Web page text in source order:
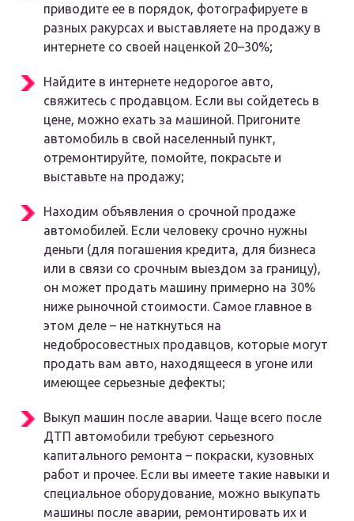
приводите ее в порядок, фотографируете в
разных ракурсах и выставляете на продажу в
интернете со своей наценкой 20–30%;
Найдите в интернете недорогое авто,
свяжитесь с продавцом. Если вы сойдетесь в
цене, можно ехать за машиной. Пригоните
автомобиль в свой населенный пункт,
отремонтируйте, помойте, покрасьте и
выставьте на продажу;
Находим объявления о срочной продаже
автомобилей. Если человеку срочно нужны
деньги (для погашения кредита, для бизнеса
или в связи со срочным выездом за границу),
он может продать машину примерно на 30%
ниже рыночной стоимости. Самое главное в
этом деле – не наткнуться на
недобросовестных продавцов, которые могут
продать вам авто, находящееся в угоне или
имеющее серьезные дефекты;
Выкуп машин после аварии. Чаще всего после
ДТП автомобили требуют серьезного
капитального ремонта – покраски, кузовных
работ и прочее. Если вы имеете такие навыки и
специальное оборудование, можно выкупать
машины после аварии, ремонтировать их и